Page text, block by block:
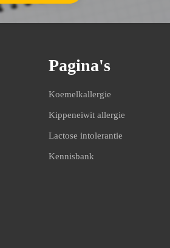
Pagina's
Koemelkallergie
Kippeneiwit allergie
Lactose intolerantie
Kennisbank